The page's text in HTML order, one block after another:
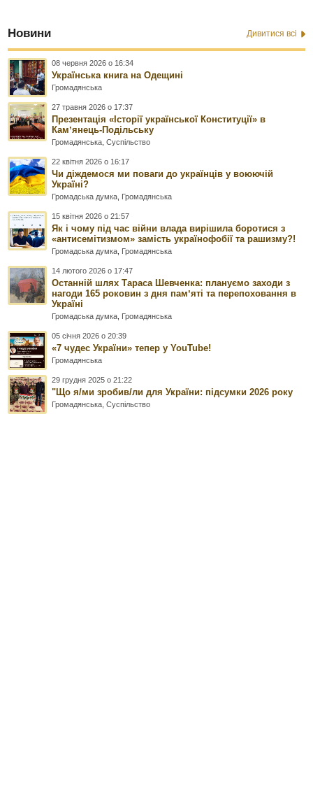
Новини Дивитися всі
08 червня 2026 о 16:34
Українська книга на Одещині
Громадянська
27 травня 2026 о 17:37
Презентація «Історії української Конституції» в
Камʼянець-Подільську
Громадянська ,Суспільство
22 квітня 2026 о 16:17
Чи діждемося ми поваги до українців у воюючій
Україні?
Громадська думка Громадянська
15 квітня 2026 о 21:57
Як і чому під час війни влада вирішила боротися з
«антисемітизмом» замість українофобії та рашизму?!
Громадська думка Громадянська
14 лютого 2026 о 17:47
Останній шлях Тараса Шевченка: плануємо заходи з
нагоди 165 роковин з дня памʼяті та перепоховання в
Україні
Громадська думка Громадянська
05 січня 2026 о 20:39
«7 чудес України» тепер у YouTube!
Громадянська
29 грудня 2025 о 21:22
"Що я/ми зробив/ли для України: підсумки 2026 року
Громадянська ,Суспільство